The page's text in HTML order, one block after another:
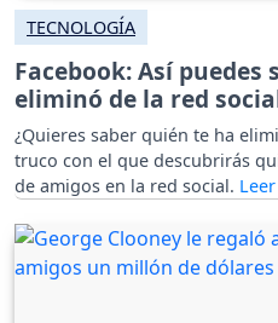
TECNOLOGÍA
Facebook: Así puedes
eliminó de la red
¿Quieres saber quién te ha
truco con el que descubrirás
de amigos en la red social.